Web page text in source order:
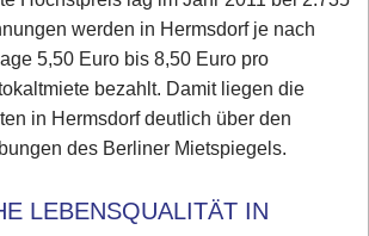
werden in Hermsdorf je nach
5,50 Euro bis 8,50 Euro pro
bezahlt. Damit liegen die
in Hermsdorf deutlich über den
des Berliner Mietspiegels.
LEBENSQUALITÄT IN